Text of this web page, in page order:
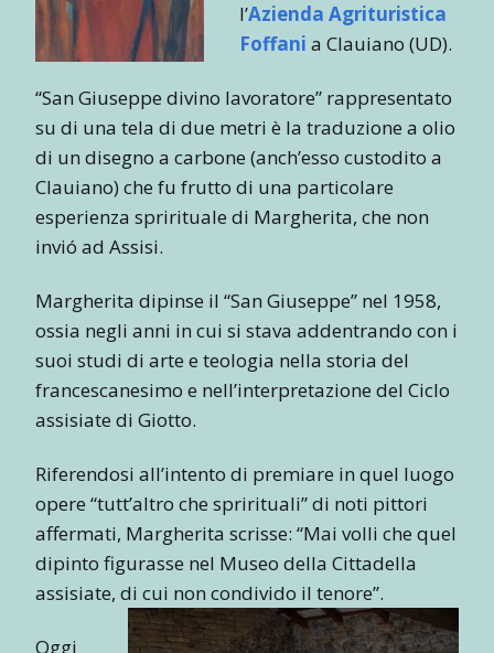
l’Azienda Agrituristica
Foffani a Clauiano (UD).
“San Giuseppe divino lavoratore” rappresentato
su di una tela di due metri è la traduzione a olio
di un disegno a carbone (anch’esso custodito a
Clauiano) che fu frutto di una particolare
esperienza sprirituale di Margherita, che non
invió ad Assisi.
Margherita dipinse il “San Giuseppe” nel 1958,
ossia negli anni in cui si stava addentrando con i
suoi studi di arte e teologia nella storia del
francescanesimo e nell’interpretazione del Ciclo
assisiate di Giotto.
Riferendosi all’intento di premiare in quel luogo
opere “tutt’altro che sprirituali” di noti pittori
affermati, Margherita scrisse: “Mai volli che quel
dipinto figurasse nel Museo della Cittadella
assisiate, di cui non condivido il tenore”.
Oggi